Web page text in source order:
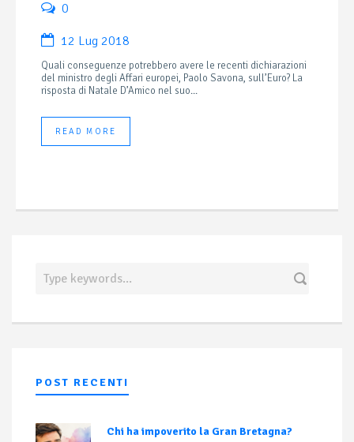
0
12 Lug 2018
Quali conseguenze potrebbero avere le recenti dichiarazioni
del ministro degli Affari europei, Paolo Savona, sull’Euro? La
risposta di Natale D’Amico nel suo...
READ MORE
POST RECENTI
Chi ha impoverito la Gran Bretagna?